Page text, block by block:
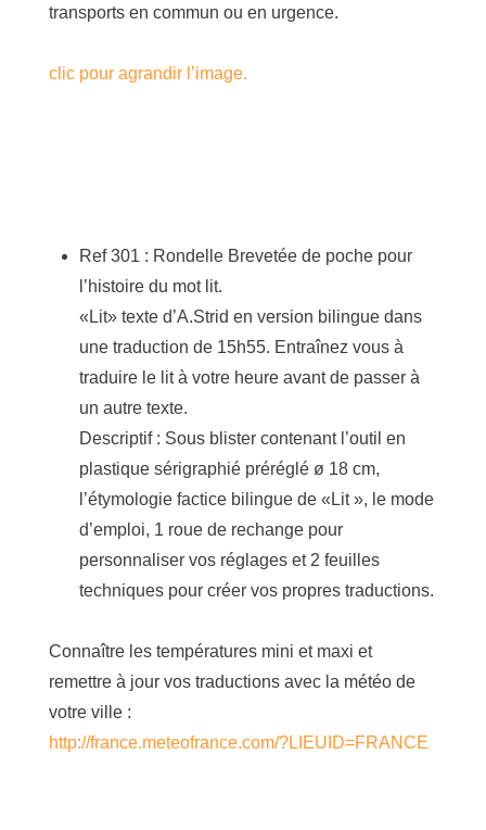
transports en commun ou en urgence.
clic pour agrandir l’image.
Ref 301 : Rondelle Brevetée de poche pour
l’histoire du mot lit.
«Lit» texte d’A.Strid en version bilingue dans
une traduction de 15h55. Entraînez vous à
traduire le lit à votre heure avant de passer à
un autre texte.
Descriptif : Sous blister contenant l’outil en
plastique sérigraphié préréglé ø 18 cm,
l’étymologie factice bilingue de «Lit », le mode
d’emploi, 1 roue de rechange pour
personnaliser vos réglages et 2 feuilles
techniques pour créer vos propres traductions.
Connaître les températures mini et maxi et
remettre à jour vos traductions avec la météo de
votre ville :
http://france.meteofrance.com/?LIEUID=FRANCE